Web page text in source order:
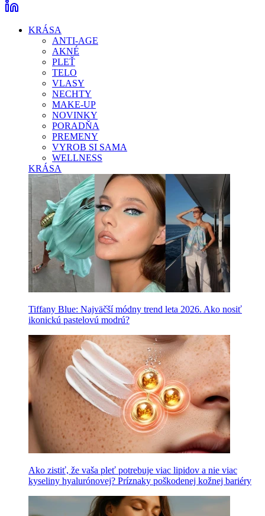
KRÁSA
ANTI-AGE
AKNÉ
PLEŤ
TELO
VLASY
NECHTY
MAKE-UP
NOVINKY
PORADŇA
PREMENY
VYROB SI SAMA
WELLNESS
KRÁSA
Tiffany Blue: Najväčší módny trend leta 2026. Ako nosiť
ikonickú pastelovú modrú?
Ako zistiť, že vaša pleť potrebuje viac lipidov a nie viac
kyseliny hyalurónovej? Príznaky poškodenej kožnej bariéry